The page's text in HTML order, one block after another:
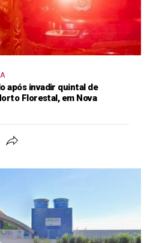
após invadir quintal de
Florestal, em Nova